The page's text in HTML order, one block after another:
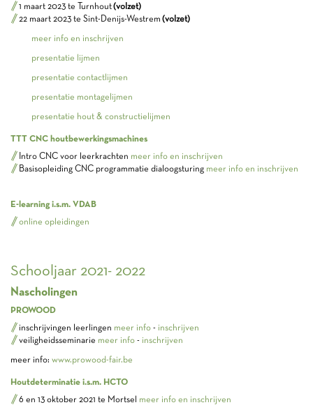
1 maart 2023 te Turnhout(volzet)
22 maart 2023 te Sint-Denijs-Westrem (volzet)
meer info en inschrijven
presentatie lijmen
presentatie contactlijmen
presentatie montagelijmen
presentatie hout & constructielijmen
TTT CNC houtbewerkingsmachines
Intro CNC voor leerkrachten meer info en inschrijven
Basisopleiding CNC programmatie dialoogsturing meer info en inschrijven
E-learning i.s.m. VDAB
online opleidingen
Schooljaar 2021- 2022
Nascholingen
PROWOOD
inschrijvingen leerlingen meer info - inschrijven
veiligheidsseminarie meer info - inschrijven
meer info: www.prowood-fair.be
Houtdeterminatie i.s.m. HCTO
6 en 13 oktober 2021 te Mortsel meer info en inschrijven